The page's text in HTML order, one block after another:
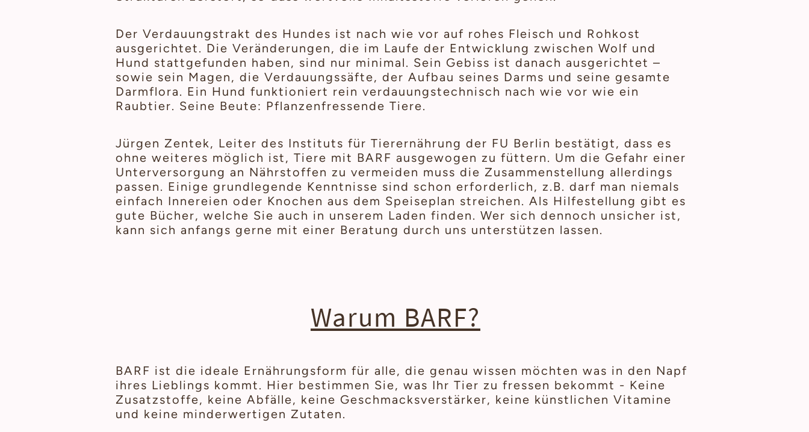
Der Verdauungstrakt des Hundes ist nach wie vor auf rohes Fleisch und Rohkost
ausgerichtet. Die Veränderungen, die im Laufe der Entwicklung zwischen Wolf und
Hund stattgefunden haben, sind nur minimal. Sein Gebiss ist danach ausgerichtet –
sowie sein Magen, die Verdauungssäfte, der Aufbau seines Darms und seine gesamte
Darmflora. Ein Hund funktioniert rein verdauungstechnisch nach wie vor wie ein
Raubtier. Seine Beute: Pflanzenfressende Tiere.
Jürgen Zentek, Leiter des Instituts für Tierernährung der FU Berlin bestätigt, dass es
ohne weiteres möglich ist, Tiere mit BARF ausgewogen zu füttern. Um die Gefahr einer
Unterversorgung an Nährstoffen zu vermeiden muss die Zusammenstellung allerdings
passen. Einige grundlegende Kenntnisse sind schon erforderlich, z.B. darf man niemals
einfach Innereien oder Knochen aus dem Speiseplan streichen. Als Hilfestellung gibt es
gute Bücher, welche Sie auch in unserem Laden finden. Wer sich dennoch unsicher ist,
kann sich anfangs gerne mit einer Beratung durch uns unterstützen lassen.
Warum BARF?
BARF ist die ideale Ernährungsform für alle, die genau wissen möchten was in den Napf
ihres Lieblings kommt. Hier bestimmen Sie, was Ihr Tier zu fressen bekommt - Keine
Zusatzstoffe, keine Abfälle, keine Geschmacksverstärker, keine künstlichen Vitamine
und keine minderwertigen Zutaten.